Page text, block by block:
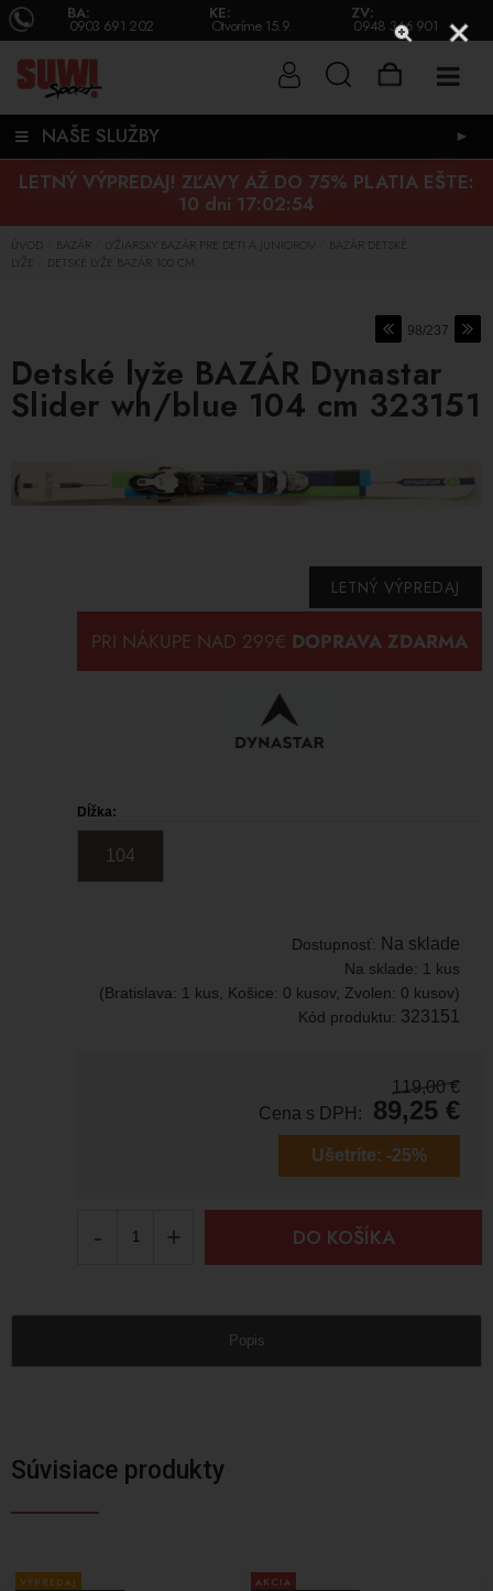
BA:
0903 691 202
KE:
Otvoríme 15.9.
ZV:
0948 346 901
NAŠE SLUŽBY ►
LETNÝ VÝPREDAJ! ZĽAVY AŽ DO 75% PLATIA EŠTE:
10 dni 17:02:53
ÚVOD BAZÁR LYŽIARSKY BAZÁR PRE DETI A JUNIOROV
BAZÁR DETSKÉ
LYŽE
DETSKÉ LYŽE BAZÁR 100 CM
98/237
Detské lyže BAZÁR Dynastar
Slider wh/blue 104 cm 323151
LETNÝ VÝPREDAJ
Dĺžka:
104
Dostupnosť: Na sklade
Na sklade: 1 kus
(Bratislava: 1 kus, Košice: 0 kusov, Zvolen: 0 kusov)
Kód produktu: 323151
119,00 €
Cena s DPH:
89,25 €
Ušetríte: -25%
- + DO KOŠÍKA
Popis
Súvisiace produkty
VÝPREDAJ
AKCIA